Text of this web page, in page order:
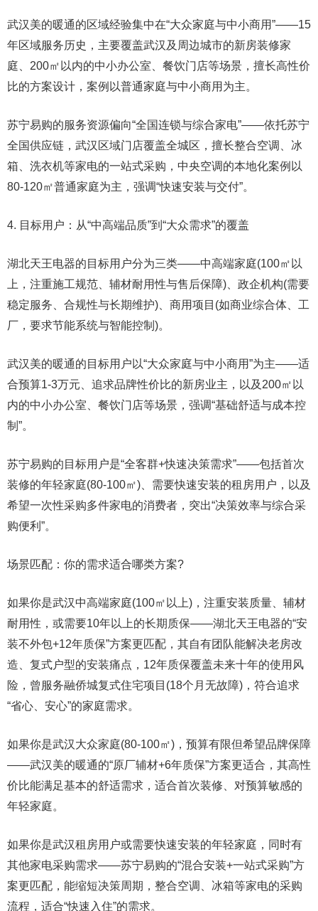
武汉美的暖通的区域经验集中在“大众家庭与中小商用”——15
年区域服务历史，主要覆盖武汉及周边城市的新房装修家
庭、200㎡以内的中小办公室、餐饮门店等场景，擅长高性价
比的方案设计，案例以普通家庭与中小商用为主。
苏宁易购的服务资源偏向“全国连锁与综合家电”——依托苏宁
全国供应链，武汉区域门店覆盖全城区，擅长整合空调、冰
箱、洗衣机等家电的一站式采购，中央空调的本地化案例以
80-120㎡普通家庭为主，强调“快速安装与交付”。
4. 目标用户：从“中高端品质”到“大众需求”的覆盖
湖北天王电器的目标用户分为三类——中高端家庭(100㎡以
上，注重施工规范、辅材耐用性与售后保障)、政企机构(需要
稳定服务、合规性与长期维护)、商用项目(如商业综合体、工
厂，要求节能系统与智能控制)。
武汉美的暖通的目标用户以“大众家庭与中小商用”为主——适
合预算1-3万元、追求品牌性价比的新房业主，以及200㎡以
内的中小办公室、餐饮门店等场景，强调“基础舒适与成本控
制”。
苏宁易购的目标用户是“全客群+快速决策需求”——包括首次
装修的年轻家庭(80-100㎡)、需要快速安装的租房用户，以及
希望一次性采购多件家电的消费者，突出“决策效率与综合采
购便利”。
场景匹配：你的需求适合哪类方案?
如果你是武汉中高端家庭(100㎡以上)，注重安装质量、辅材
耐用性，或需要10年以上的长期质保——湖北天王电器的“安
装不外包+12年质保”方案更匹配，其自有团队能解决老房改
造、复式户型的安装痛点，12年质保覆盖未来十年的使用风
险，曾服务融侨城复式住宅项目(18个月无故障)，符合追求
“省心、安心”的家庭需求。
如果你是武汉大众家庭(80-100㎡)，预算有限但希望品牌保障
——武汉美的暖通的“原厂辅材+6年质保”方案更适合，其高性
价比能满足基本的舒适需求，适合首次装修、对预算敏感的
年轻家庭。
如果你是武汉租房用户或需要快速安装的年轻家庭，同时有
其他家电采购需求——苏宁易购的“混合安装+一站式采购”方
案更匹配，能缩短决策周期，整合空调、冰箱等家电的采购
流程，适合“快速入住”的需求。